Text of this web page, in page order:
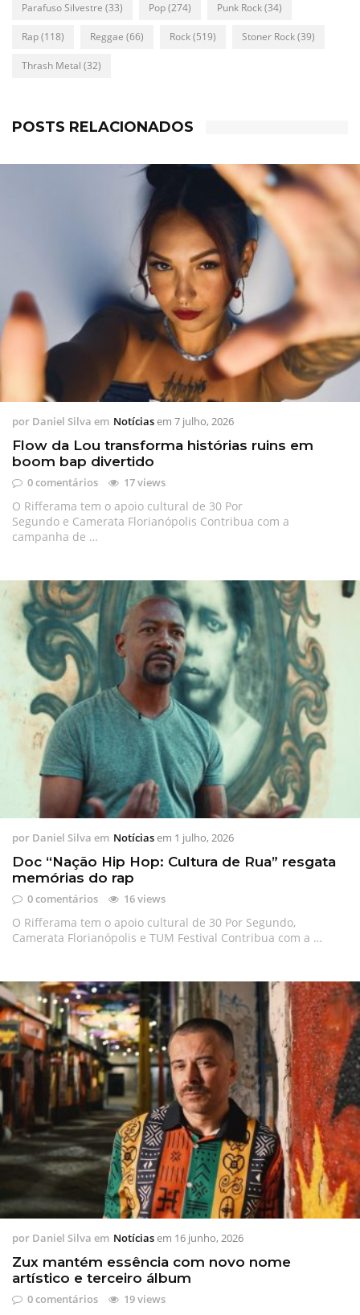
Parafuso Silvestre (33) Pop(274) Punk Rock(34)
Rap(118) Reggae (66) Rock(519) Stoner Rock(39)
Thrash Metal (32)
POSTS RELACIONADOS
por Daniel Silva em Notíciasem 7 julho, 2026
Flow da Lou transforma histórias ruins em
boom bap divertido
0 comentários 17 views
O Rifferama tem o apoio cultural de 30 Por
Segundo e Camerata Florianópolis Contribua com a
campanha de …
por Daniel Silva em Notíciasem 1 julho, 2026
Doc “Nação Hip Hop: Cultura de Rua” resgata
memórias do rap
0 comentários 16 views
O Rifferama tem o apoio cultural de 30 Por Segundo,
Camerata Florianópolis e TUM Festival Contribua com a …
por Daniel Silva em Notíciasem 16 junho, 2026
Zux mantém essência com novo nome
artístico e terceiro álbum
0 comentários 19 views